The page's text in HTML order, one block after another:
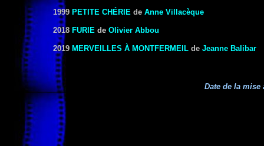
1999 PETITE CHÉRIE de Anne Villacèque
2018 FURIE de Olivier Abbou
2019 MERVEILLES À MONTFERMEIL de Jeanne Balibar
Date de la